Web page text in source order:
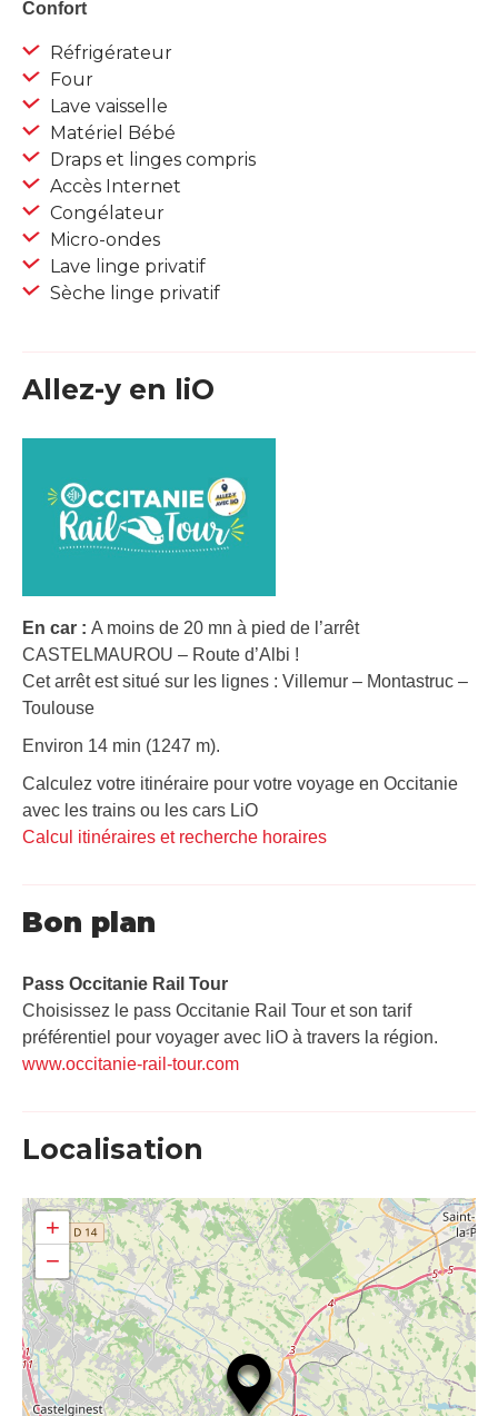
Confort
Réfrigérateur
Four
Lave vaisselle
Matériel Bébé
Draps et linges compris
Accès Internet
Congélateur
Micro-ondes
Lave linge privatif
Sèche linge privatif
Allez-y en liO
En car : A moins de 20 mn à pied de l’arrêt
CASTELMAUROU – Route d’Albi !
Cet arrêt est situé sur les lignes : Villemur – Montastruc –
Toulouse
Environ 14 min (1247 m).
Calculez votre itinéraire pour votre voyage en Occitanie
avec les trains ou les cars LiO
Calcul itinéraires et recherche horaires
Bon plan
Pass Occitanie Rail Tour​
Choisissez le pass Occitanie Rail Tour et son tarif
préférentiel pour voyager avec liO à travers la région.
www.occitanie-rail-tour.com
Localisation
+
−